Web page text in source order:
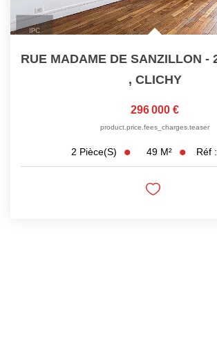
, CLICHY
296 000 €
product.price.fees_charges.teaser
2 Pièce(s) 49 M² Réf :